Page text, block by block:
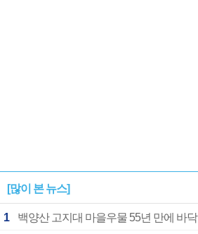
[많이 본 뉴스]
1 백양산 고지대 마을우물 55년 만에 바닥